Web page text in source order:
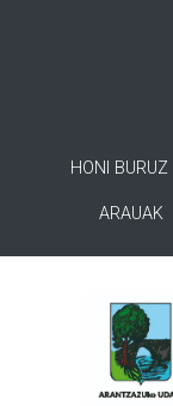
HONI BURUZ
ARAUAK